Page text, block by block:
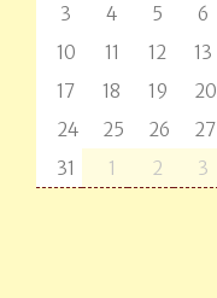
3
4 5 6
10
11 12 13
17
18 19 20
24
25 26 27
31
1 2 3